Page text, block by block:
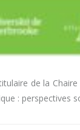
de la
: perspectives